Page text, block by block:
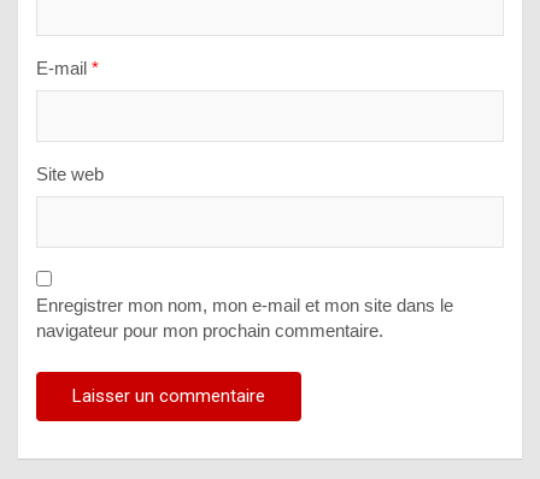
E-mail *
Site web
Enregistrer mon nom, mon e-mail et mon site dans le
navigateur pour mon prochain commentaire.